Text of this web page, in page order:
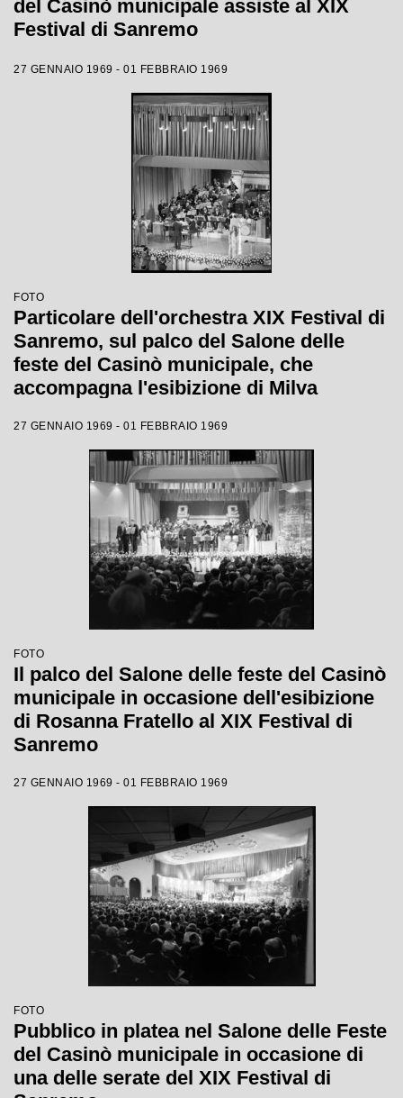
del Casinò municipale assiste al XIX
Festival di Sanremo
27 GENNAIO 1969 - 01 FEBBRAIO 1969
FOTO
Particolare dell'orchestra XIX Festival di
Sanremo, sul palco del Salone delle
feste del Casinò municipale, che
accompagna l'esibizione di Milva
27 GENNAIO 1969 - 01 FEBBRAIO 1969
FOTO
Il palco del Salone delle feste del Casinò
municipale in occasione dell'esibizione
di Rosanna Fratello al XIX Festival di
Sanremo
27 GENNAIO 1969 - 01 FEBBRAIO 1969
FOTO
Pubblico in platea nel Salone delle Feste
del Casinò municipale in occasione di
una delle serate del XIX Festival di